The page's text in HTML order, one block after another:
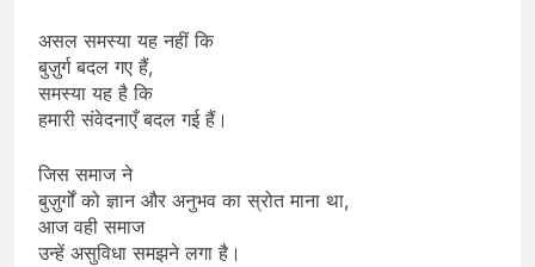
असल समस्या यह नहीं कि
बुज़ुर्ग बदल गए हैं,
समस्या यह है कि
हमारी संवेदनाएँ बदल गई हैं।
जिस समाज ने
बुज़ुर्गों को ज्ञान और अनुभव का स्रोत माना था,
आज वही समाज
उन्हें असुविधा समझने लगा है।